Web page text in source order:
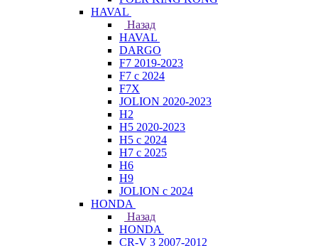
HAVAL
Назад
HAVAL
DARGO
F7 2019-2023
F7 с 2024
F7X
JOLION 2020-2023
H2
H5 2020-2023
H5 с 2024
H7 с 2025
H6
H9
JOLION с 2024
HONDA
Назад
HONDA
CR-V 3 2007-2012